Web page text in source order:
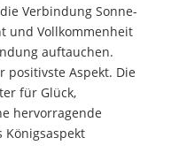
Verbindung Sonne-
und Vollkommenheit
auftauchen.
positivste Aspekt. Die
für Glück,
hervorragende
Königsaspekt